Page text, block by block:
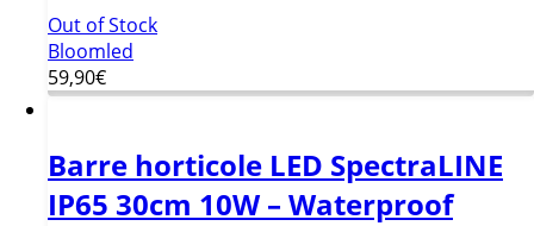
Out of Stock
Bloomled
59,90€
Barre horticole LED SpectraLINE
IP65 30cm 10W – Waterproof